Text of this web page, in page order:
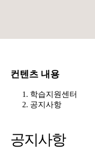
컨텐츠 내용
학습지원센터
공지사항
공지사항